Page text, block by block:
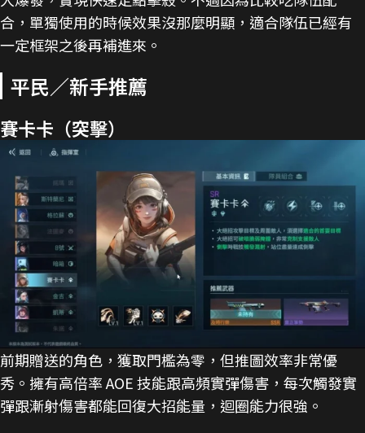
合，單獨使用的時候效果沒那麼明顯，適合隊伍已經有
一定框架之後再補進來。
平民／新手推薦
賽卡卡（突擊）
前期贈送的角色，獲取門檻為零，但推圖效率非常優
秀。擁有高倍率 AOE 技能跟高頻實彈傷害，每次觸發實
彈跟漸射傷害都能回復大招能量，迴圈能力很強。